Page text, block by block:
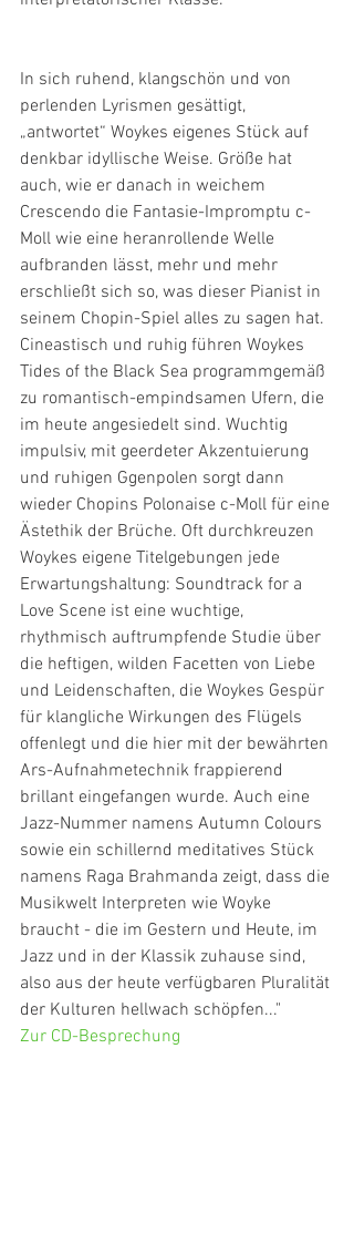
In sich ruhend, klangschön und von
perlenden Lyrismen gesättigt,
„antwortet“ Woykes eigenes Stück auf
denkbar idyllische Weise. Größe hat
auch, wie er danach in weichem
Crescendo die Fantasie-Impromptu c-
Moll wie eine heranrollende Welle
aufbranden lässt, mehr und mehr
erschließt sich so, was dieser Pianist in
seinem Chopin-Spiel alles zu sagen hat.
Cineastisch und ruhig führen Woykes
Tides of the Black Sea programmgemäß
zu romantisch-empindsamen Ufern, die
im heute angesiedelt sind. Wuchtig
impulsiv, mit geerdeter Akzentuierung
und ruhigen Ggenpolen sorgt dann
wieder Chopins Polonaise c-Moll für eine
Ästethik der Brüche. Oft durchkreuzen
Woykes eigene Titelgebungen jede
Erwartungshaltung: Soundtrack for a
Love Scene ist eine wuchtige,
rhythmisch auftrumpfende Studie über
die heftigen, wilden Facetten von Liebe
und Leidenschaften, die Woykes Gespür
für klangliche Wirkungen des Flügels
offenlegt und die hier mit der bewährten
Ars-Aufnahmetechnik frappierend
brillant eingefangen wurde. Auch eine
Jazz-Nummer namens Autumn Colours
sowie ein schillernd meditatives Stück
namens Raga Brahmanda zeigt, dass die
Musikwelt Interpreten wie Woyke
braucht - die im Gestern und Heute, im
Jazz und in der Klassik zuhause sind,
also aus der heute verfügbaren Pluralität
der Kulturen hellwach schöpfen..."
Zur CD-Besprechung